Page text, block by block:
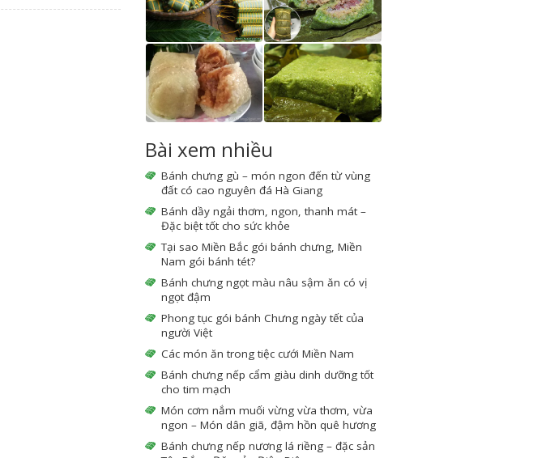
Bài xem nhiều
Bánh chưng gù – món ngon đến từ vùng
đất có cao nguyên đá Hà Giang
Bánh dầy ngải thơm, ngon, thanh mát –
Đặc biệt tốt cho sức khỏe
Tại sao Miền Bắc gói bánh chưng, Miền
Nam gói bánh tét?
Bánh chưng ngọt màu nâu sậm ăn có vị
ngọt đậm
Phong tục gói bánh Chưng ngày tết của
người Việt
Các món ăn trong tiệc cưới Miền Nam
Bánh chưng nếp cẩm giàu dinh dưỡng tốt
cho tim mạch
Món cơm nắm muối vừng vừa thơm, vừa
ngon – Món dân giã, đậm hồn quê hương
Bánh chưng nếp nương lá riềng – đặc sản